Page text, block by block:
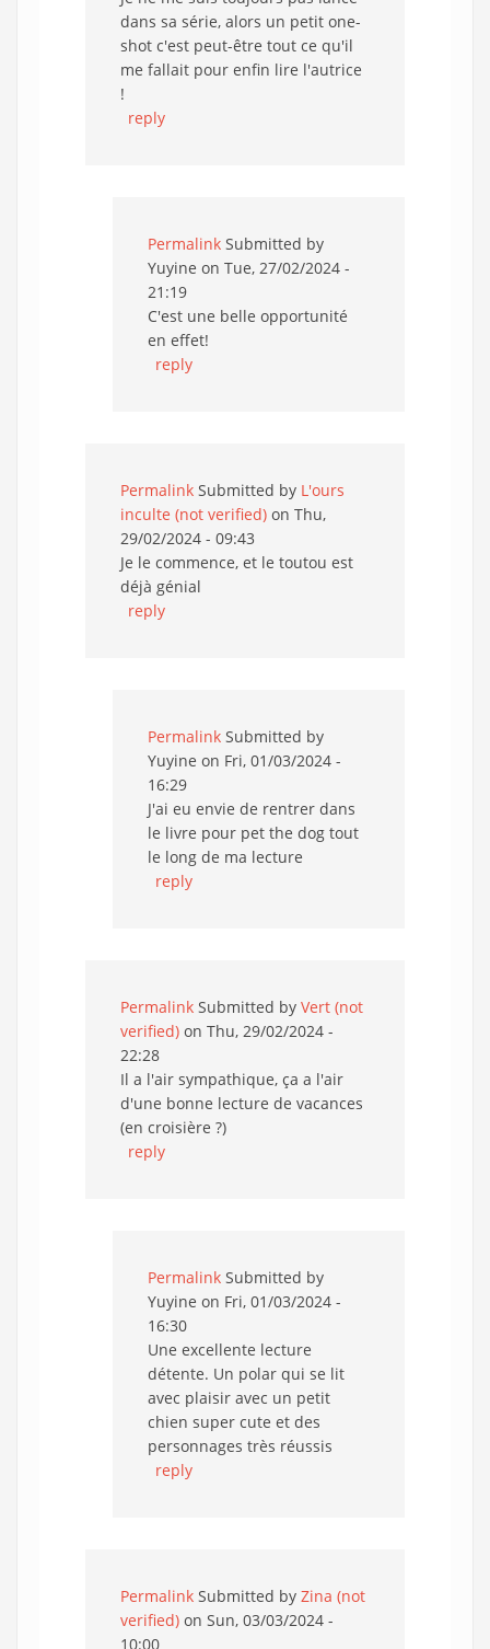
dans sa série, alors un petit one-
shot c'est peut-être tout ce qu'il
me fallait pour enfin lire l'autrice
!
reply
Permalink Submitted by
Yuyine on Tue, 27/02/2024 -
21:19
C'est une belle opportunité
en effet!
reply
Permalink Submitted by L'ours
inculte (not verified) on Thu,
29/02/2024 - 09:43
Je le commence, et le toutou est
déjà génial
reply
Permalink Submitted by
Yuyine on Fri, 01/03/2024 -
16:29
J'ai eu envie de rentrer dans
le livre pour pet the dog tout
le long de ma lecture
reply
Permalink Submitted by Vert (not
verified) on Thu, 29/02/2024 -
22:28
Il a l'air sympathique, ça a l'air
d'une bonne lecture de vacances
(en croisière ?)
reply
Permalink Submitted by
Yuyine on Fri, 01/03/2024 -
16:30
Une excellente lecture
détente. Un polar qui se lit
avec plaisir avec un petit
chien super cute et des
personnages très réussis
reply
Permalink Submitted by Zina (not
verified) on Sun, 03/03/2024 -
10:00